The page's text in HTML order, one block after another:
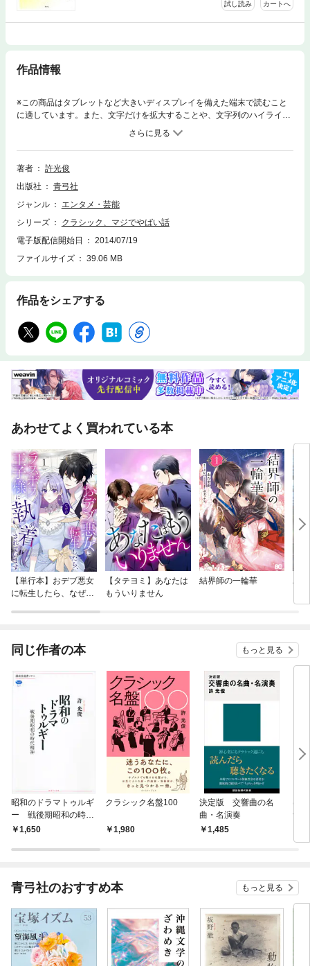
試し読み カートへ
作品情報
※この商品はタブレットなど大きいディスプレイを備えた端末で読むこと
に適しています。また、文字だけを拡大することや、文字列のハイライ
ト、検索、辞書の参照、引用などの機能が使用できません。内容のよくな
いCDを大量製作するのはやめろ!空虚な言葉だけではなく、真剣に音質の
向上をはかれ!決まり文句やメーカー資料の羅列ではなく、読者を向いた評
論を書け!音楽への純愛ゆえに、いままで語られることのなかった領域をも
著者
許光俊
出版社
青弓社
ジャンル
エンタメ・芸能
シリーズ
クラシック、マジでやばい話
電子版配信開始日
2014/07/19
ファイルサイズ
39.06 MB
作品をシェアする
あわせてよく買われている本
【単行本】おデブ悪女
に転生したら、なぜか
【タテヨミ】あなたは
もういりません
結界師の一輪華
バ
今
同じ作者の本 もっと見る
昭和のドラマトゥルギ
ー 戦後期昭和の時代
精神1,650
クラシック名盤100
1,980
決定版 交響曲の名
曲・名演奏
1,485
は
音楽
青弓社のおすすめ本 もっと見る